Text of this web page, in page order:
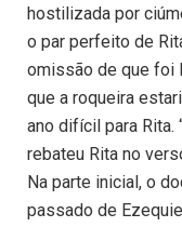
hostilizada por
o par perfeito de
omissão de que foi
que a roqueira
ano difícil para Rita.
rebateu Rita no
Na parte inicial, o
passado de